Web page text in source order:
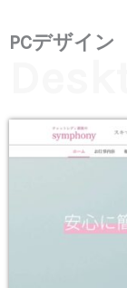
PCデザイン